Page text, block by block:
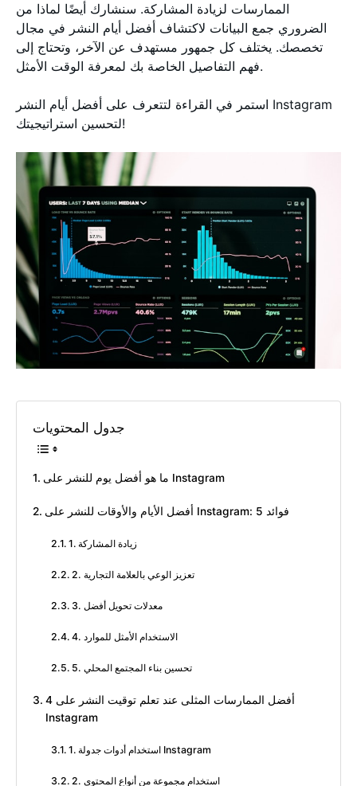
الممارسات لزيادة المشاركة. سنشارك أيضًا لماذا من
الضروري جمع البيانات لاكتشاف أفضل أيام النشر في مجال
تخصصك. يختلف كل جمهور مستهدف عن الآخر، وتحتاج إلى
فهم التفاصيل الخاصة بك لمعرفة الوقت الأمثل.
استمر في القراءة لتتعرف على أفضل أيام النشر Instagram
لتحسين استراتيجيتك!
جدول المحتويات
ما هو أفضل يوم للنشر على Instagram
أفضل الأيام والأوقات للنشر على Instagram: 5 فوائد
1. زيادة المشاركة
2. تعزيز الوعي بالعلامة التجارية
3. معدلات تحويل أفضل
4. الاستخدام الأمثل للموارد
5. تحسين بناء المجتمع المحلي
4 أفضل الممارسات المثلى عند تعلم توقيت النشر على
Instagram
1. استخدام أدوات جدولة Instagram
2. استخدام مجموعة من أنواع المحتوى